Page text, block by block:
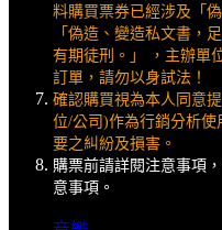
料購買票券已經涉及「
「偽造、變造私文書，
有期徒刑。」 ，主辦單
訂單，請勿以身試法！
確認購買視為本人同意
位/公司)作為行銷分析
要之糾紛及損害。
購票前請詳閱注意事項
意事項。